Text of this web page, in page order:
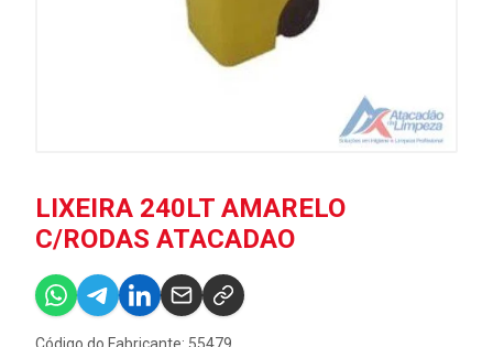
LIXEIRA 240LT AMARELO
C/RODAS ATACADAO